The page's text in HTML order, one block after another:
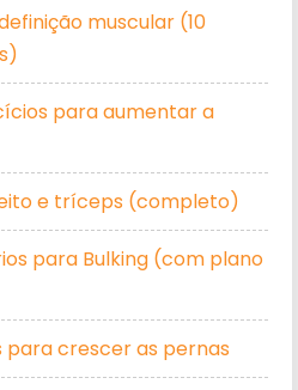
muscular (10
para aumentar a
e tríceps (completo)
para Bulking (com plano
para crescer as pernas